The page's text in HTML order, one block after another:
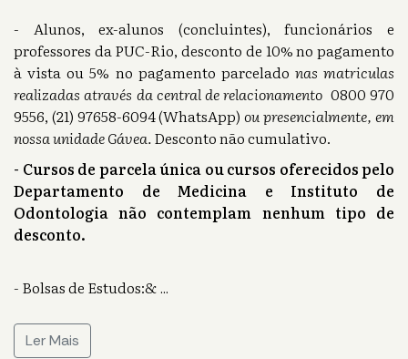
- Alunos, ex-alunos (concluintes), funcionários e
professores da PUC-Rio, desconto de 10% no pagamento
à vista ou 5% no pagamento parcelado nas matriculas
realizadas através da central de relacionamento 0800 970
9556, (21) 97658-6094 (WhatsApp)ou presencialmente, em
nossa unidade Gávea.Desconto não cumulativo.
- Cursos de parcela única ou cursos oferecidos pelo
Departamento de Medicina e Instituto de
Odontologia não contemplam nenhum tipo de
desconto.
- Bolsas de Estudos:&...
Ler Mais